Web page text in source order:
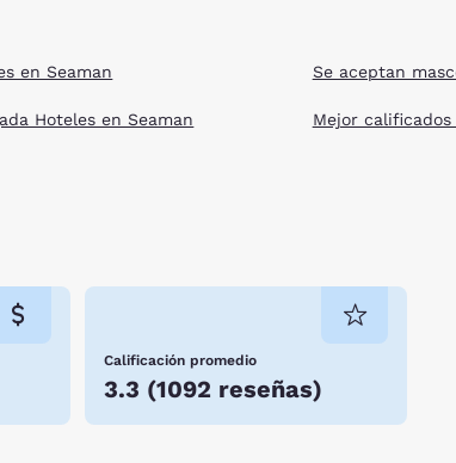
en Seaman
Hoteles en Seaman
Se aceptan
Mejor calificados
Calificación promedio
3.3 (1092 reseñas)